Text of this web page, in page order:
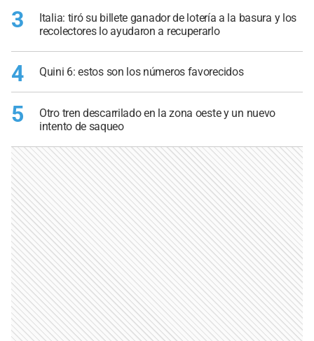
3
Italia: tiró su billete ganador de lotería a la basura y los
recolectores lo ayudaron a recuperarlo
4 Quini 6: estos son los números favorecidos
5
Otro tren descarrilado en la zona oeste y un nuevo
intento de saqueo